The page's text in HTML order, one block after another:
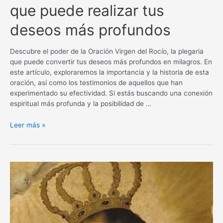
que puede realizar tus
deseos más profundos
Descubre el poder de la Oración Virgen del Rocío, la plegaria
que puede convertir tus deseos más profundos en milagros. En
este artículo, exploraremos la importancia y la historia de esta
oración, así como los testimonios de aquellos que han
experimentado su efectividad. Si estás buscando una conexión
espiritual más profunda y la posibilidad de …
Oración
del
para
un
milagro:
La
plegaria
Leer más »